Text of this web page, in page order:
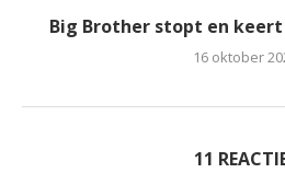
Big Brother stopt en
16 oktober
11